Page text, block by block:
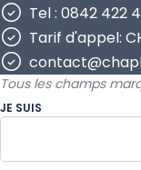
Tel : 0842 422
Tarif d'appel:
Tous les champs
JE SUIS